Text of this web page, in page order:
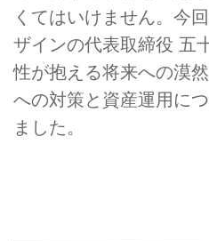
くてはいけません。今
ザインの代表取締役 五
性が抱える将来への漠
への対策と資産運用に
ました。